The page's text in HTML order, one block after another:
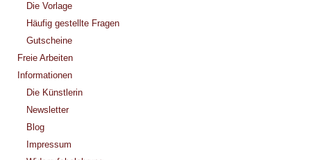
Die Vorlage
Häufig gestellte Fragen
Gutscheine
Freie Arbeiten
Informationen
Die Künstlerin
Newsletter
Blog
Impressum